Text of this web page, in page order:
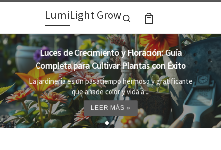
Skip to contentLumiLight Grow
Search
Lámparas para indoor: la clave para un
crecimiento óptimo de tus plantas
Al cultivar plantas en el interior, es importante
proporcionar el entorno adecuado ...
LEER MÁS »